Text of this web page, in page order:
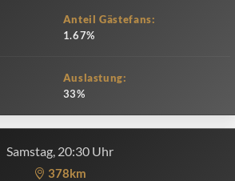
Anteil Gästefans:
1.67%
Auslastung:
33%
Samstag, 20:30 Uhr
378km